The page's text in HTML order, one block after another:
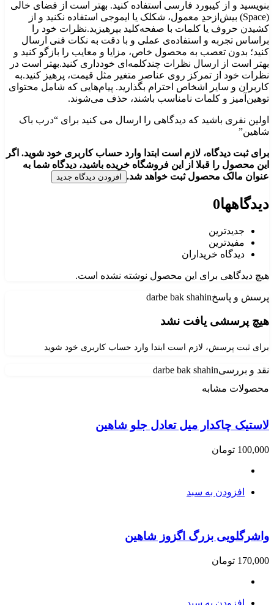
بنویسید و از کیبورد فارسی استفاده کنید. بهتر است از فضای خالی
(Space) بیش‌از‌حدِ معمول، شکلک یا ایموجی استفاده نکنید و از
کشیدن حروف یا کلمات با صفحه‌کلید بپرهیزید.نظرات خود را
براساس تجربه و استفاده‌ی عملی و با دقت به نکات فنی ارسال
کنید؛ بدون تعصب به محصول خاص، مزایا و معایب را بازگو کنید و
بهتر است از ارسال نظرات چندکلمه‌‌ای خودداری کنید.بهتر است در
نظرات خود از تمرکز روی عناصر متغیر مثل قیمت، پرهیز کنید.به
کاربران و سایر اشخاص احترام بگذارید. پیام‌هایی که شامل محتوای
توهین‌آمیز و کلمات نامناسب باشند، حذف می‌شوند.
اولین نفری باشید که دیدگاهی را ارسال می کنید برای “درب باک
شاهین”
برای ثبت دیدگاه، لازم است ابتدا وارد حساب کاربری خود شوید. اگر
این محصول را قبلا از این فروشگاه خریده باشید، دیدگاه شما به
عنوان مالک محصول ثبت خواهد شد.
افزودن دیدگاه جدید
دیدگاهها0
جدیدترین
مفیدترین
دیدگاه خریداران
هیچ دیدگاهی برای این محصول نوشته نشده است.
پرسش و پاسخdarbe bak shahin
هیچ پرسشی یافت نشد
برای ثبت پرسش، لازم است ابتدا وارد حساب کاربری خود شوید
نقد و بررسیdarbe bak shahin
محصولات مشابه
لاستیک چاکدار‌ میل‌ تعادل‌ جلو‌ شاهین
100,000 تومان
افزودن به سبد
واشرگلویی بزرگ اگزوز شاهین
170,000 تومان